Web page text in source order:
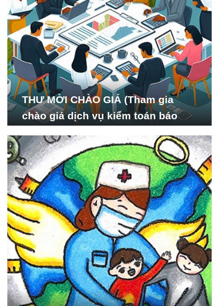
THƯ MỜI CHÀO GIÁ (Tham gia
chào giá dịch vụ kiểm toán báo
Nghiên cứu Phát triển Xã
hội_ISDS)